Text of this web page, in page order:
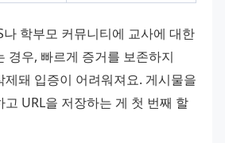
나 학부모 커뮤니티에 교사에 대한
경우, 빠르게 증거를 보존하지
제돼 입증이 어려워져요. 게시물을
URL을 저장하는 게 첫 번째 할